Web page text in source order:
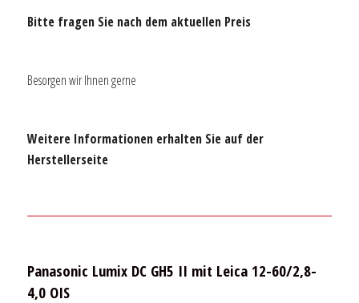
Bitte fragen Sie nach dem aktuellen Preis
Besorgen wir Ihnen gerne
Weitere Informationen erhalten Sie auf der
Herstellerseite
Panasonic Lumix DC GH5 II mit Leica 12-60/2,8-
4,0 OIS